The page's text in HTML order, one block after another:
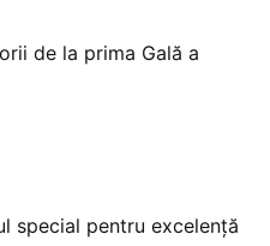
de la prima Gală a
special pentru excelență